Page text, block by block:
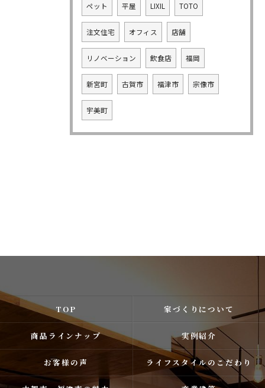
ペット 平屋 LIXIL TOTO
注文住宅 オフィス 店舗
リノベーション 飲食店 福岡
新宮町 古賀市 福津市 宗像市
宇美町
TOP 家づくりについて
商品ラインナップ 実例紹介
お客様の声 ライフスタイルのこだわり